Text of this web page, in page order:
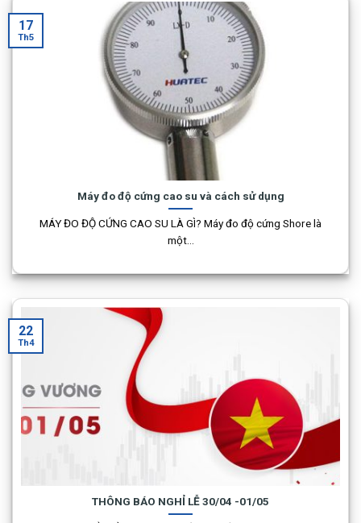
Máy đo độ cứng cao su và cách sử dụng
MÁY ĐO ĐỘ CỨNG CAO SU LÀ GÌ? Máy đo độ cứng Shore là
một...
17
Th5
THÔNG BÁO NGHỈ LỄ 30/04 -01/05
22
Th4